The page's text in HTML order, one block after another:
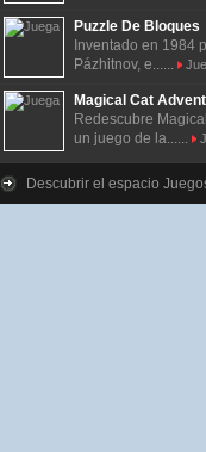
Puzzle De Bloques
Inventado en 1984
Pázhitnov, e......
Magical Cat
Redescubre
un juego de la......
Descubrir el espacio